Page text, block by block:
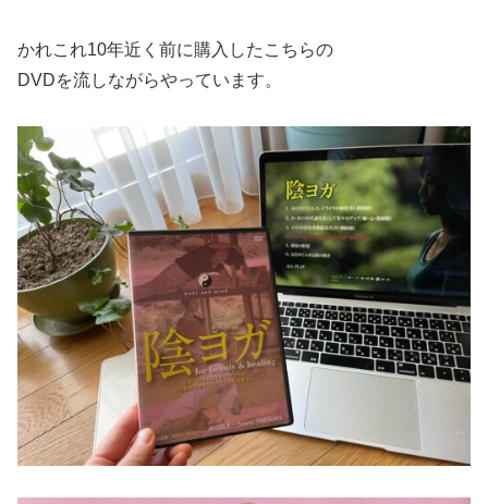
かれこれ10年近く前に購入したこちらの
DVDを流しながらやっています。